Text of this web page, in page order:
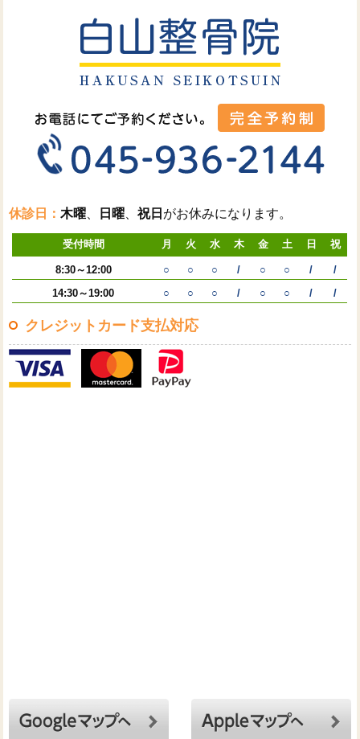
休診日：木曜 日曜 、祝日 がお休みになります。
受付時間 月 火 水 木 金 土 日 祝
8:30～12:00 ○ ○ ○ / ○ ○ /
/
14:30～19:00
○ ○ ○ / ○ ○ / /
クレジットカード支払対応